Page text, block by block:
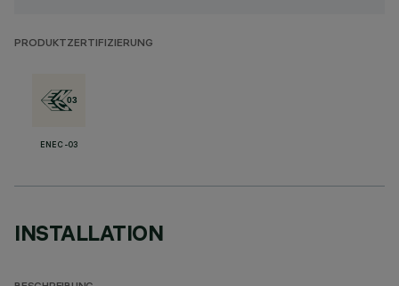
PRODUKTZERTIFIZIERUNG
ENEC-03
INSTALLATION